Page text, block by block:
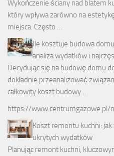
Wykończenie ściany nad blatem
który wpływa zarówno na
miejsca. Często …
Ile kosztuje budowa
analiza wydatków i
Decydując się na budowę domu
dokładnie przeanalizować
całkowity koszt budowy …
https://www.centrumgazowe.pl/
Koszt remontu kuchni:
ukrytych wydatków
Planując remont kuchni,